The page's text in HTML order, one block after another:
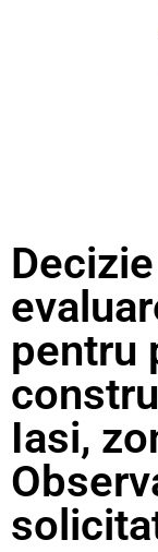
pentru
Iasi,